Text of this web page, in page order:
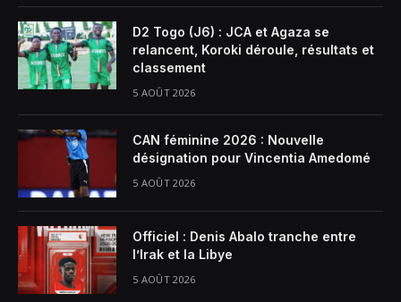
D2 Togo (J6) : JCA et Agaza se
relancent, Koroki déroule, résultats et
classement
5 AOÛT 2026
CAN féminine 2026 : Nouvelle
désignation pour Vincentia Amedomé
5 AOÛT 2026
Officiel : Denis Abalo tranche entre
l’Irak et la Libye
5 AOÛT 2026